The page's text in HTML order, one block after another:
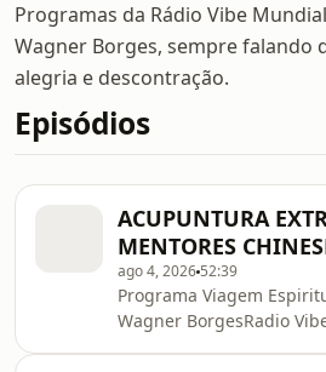
Programas da Rádio Vibe
Wagner Borges, sempre falando
alegria e descontração.
Episódios
ACUPUNTURA
MENTORES
ago 4, 2026 52:39
Programa Viagem
Wagner BorgesRadio